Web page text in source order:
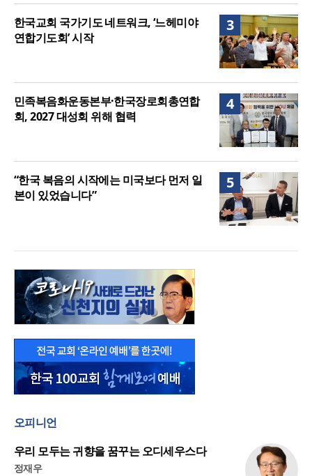
3
한국교회 국가기도 네트워크, ‘느헤미야
연합기도회’ 시작
4
민족복음화운동본부·한국장로회총연합
회, 2027 대성회 위해 협력
5
“한국 복음의 시작에는 미국보다 먼저 일
본이 있었습니다”
오피니언
우리 모두는 귀향을 꿈꾸는 오디세우스다
정재우